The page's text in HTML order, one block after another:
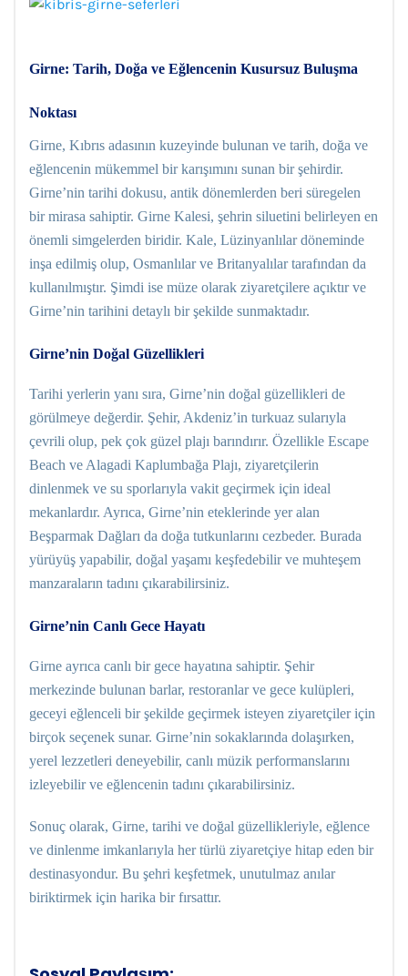
Girne: Tarih, Doğa ve Eğlencenin Kusursuz Buluşma
Noktası
Girne, Kıbrıs adasının kuzeyinde bulunan ve tarih, doğa ve
eğlencenin mükemmel bir karışımını sunan bir şehirdir.
Girne’nin tarihi dokusu, antik dönemlerden beri süregelen
bir mirasa sahiptir. Girne Kalesi, şehrin siluetini belirleyen en
önemli simgelerden biridir. Kale, Lüzinyanlılar döneminde
inşa edilmiş olup, Osmanlılar ve Britanyalılar tarafından da
kullanılmıştır. Şimdi ise müze olarak ziyaretçilere açıktır ve
Girne’nin tarihini detaylı bir şekilde sunmaktadır.
Girne’nin Doğal Güzellikleri
Tarihi yerlerin yanı sıra, Girne’nin doğal güzellikleri de
görülmeye değerdir. Şehir, Akdeniz’in turkuaz sularıyla
çevrili olup, pek çok güzel plajı barındırır. Özellikle Escape
Beach ve Alagadi Kaplumbağa Plajı, ziyaretçilerin
dinlenmek ve su sporlarıyla vakit geçirmek için ideal
mekanlardır. Ayrıca, Girne’nin eteklerinde yer alan
Beşparmak Dağları da doğa tutkunlarını cezbeder. Burada
yürüyüş yapabilir, doğal yaşamı keşfedebilir ve muhteşem
manzaraların tadını çıkarabilirsiniz.
Girne’nin Canlı Gece Hayatı
Girne ayrıca canlı bir gece hayatına sahiptir. Şehir
merkezinde bulunan barlar, restoranlar ve gece kulüpleri,
geceyi eğlenceli bir şekilde geçirmek isteyen ziyaretçiler için
birçok seçenek sunar. Girne’nin sokaklarında dolaşırken,
yerel lezzetleri deneyebilir, canlı müzik performanslarını
izleyebilir ve eğlencenin tadını çıkarabilirsiniz.
Sonuç olarak, Girne, tarihi ve doğal güzellikleriyle, eğlence
ve dinlenme imkanlarıyla her türlü ziyaretçiye hitap eden bir
destinasyondur. Bu şehri keşfetmek, unutulmaz anılar
biriktirmek için harika bir fırsattır.